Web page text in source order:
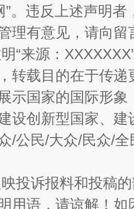
麦地、白藏房 除
”。违反上述声明
理有意见，请向
“来源：
转载目的在于传
示国家的国际形
设创新型国家、
/公民/大众/民众/
投诉报料和投稿
用语，请谅解！